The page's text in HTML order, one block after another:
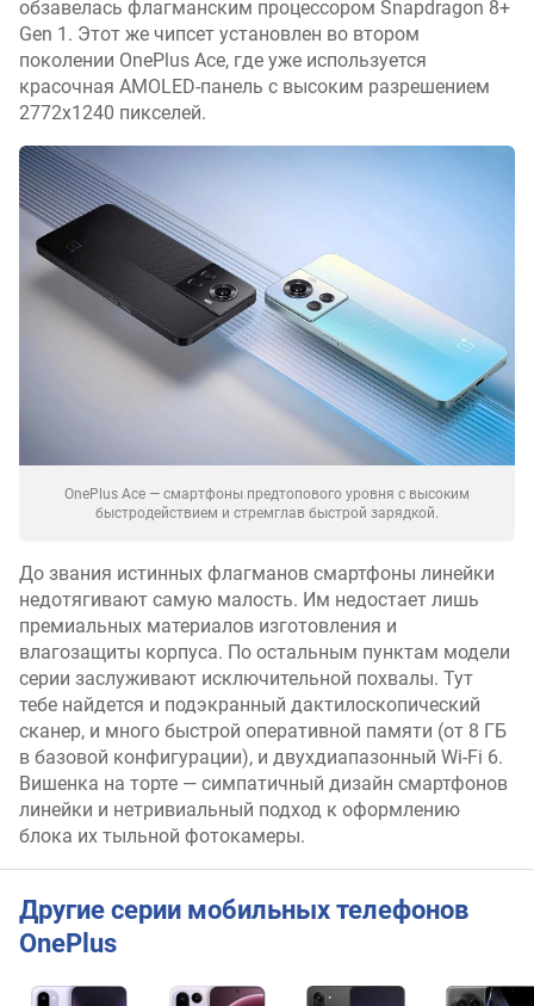
о
п
е
р
а
ц
и
о
н
н
а
с
а
р
а
н
р
о
в
а
н
н
о
е
б
н
в
обзавелась флагманским процессором Snapdragon 8+
Gen 1. Этот же чипсет установлен во втором
поколении OnePlus Ace, где уже используется
красочная AMOLED-панель с высоким разрешением
2772х1240 пикселей.
OnePlus Ace — смартфоны предтопового уровня с высоким
быстродействием и стремглав быстрой зарядкой.
До звания истинных флагманов смартфоны линейки
недотягивают самую малость. Им недостает лишь
премиальных материалов изготовления и
влагозащиты корпуса. По остальным пунктам модели
серии заслуживают исключительной похвалы. Тут
тебе найдется и подэкранный дактилоскопический
сканер, и много быстрой оперативной памяти (от 8 ГБ
в базовой конфигурации), и двухдиапазонный Wi-Fi 6.
Вишенка на торте — симпатичный дизайн смартфонов
линейки и нетривиальный подход к оформлению
блока их тыльной фотокамеры.
Другие серии мобильных телефонов
OnePlus